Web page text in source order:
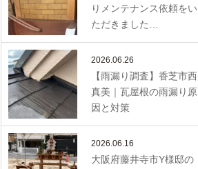
りメンテナンス依頼をい
ただきました…
2026.06.26
【雨漏り調査】香芝市西
真美｜瓦屋根の雨漏り原
因と対策
2026.06.16
大阪府藤井寺市Y様邸の